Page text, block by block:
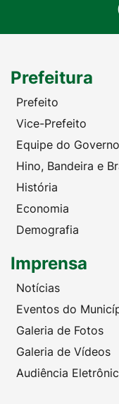
Prefeitura
Prefeito
Vice-Prefeito
Equipe do Governo
Hino, Bandeira e
História
Economia
Demografia
Imprensa
Notícias
Eventos do
Galeria de Fotos
Galeria de Vídeos
Audiência